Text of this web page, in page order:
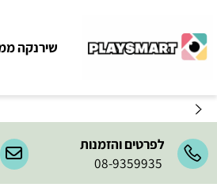
לפרטים והזמנות
08-9359935
שירנקה ממליצה